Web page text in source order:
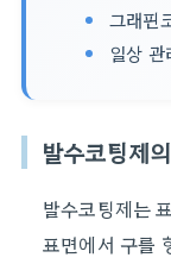
그래핀
일상
발수코팅제
발수코팅제는
표면에서 구를